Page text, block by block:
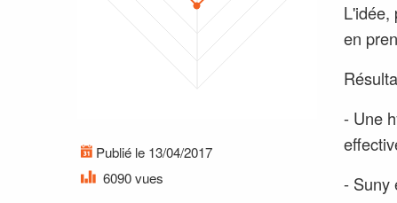
Publié le 13/04/2017
6090 vues
L'idée,
en
- Une
- Suny